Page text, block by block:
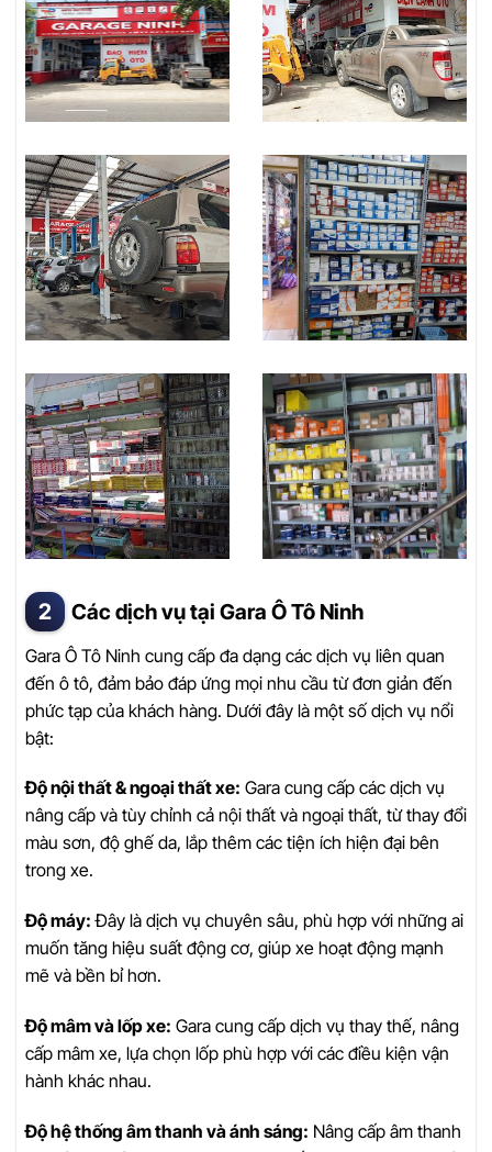
Các dịch vụ tại Gara Ô Tô Ninh
Gara Ô Tô Ninh cung cấp đa dạng các dịch vụ liên quan
đến ô tô, đảm bảo đáp ứng mọi nhu cầu từ đơn giản đến
phức tạp của khách hàng. Dưới đây là một số dịch vụ nổi
bật:
Độ nội thất & ngoại thất xe: Gara cung cấp các dịch vụ
nâng cấp và tùy chỉnh cả nội thất và ngoại thất, từ thay đổi
màu sơn, độ ghế da, lắp thêm các tiện ích hiện đại bên
trong xe.
Độ máy: Đây là dịch vụ chuyên sâu, phù hợp với những ai
muốn tăng hiệu suất động cơ, giúp xe hoạt động mạnh
mẽ và bền bỉ hơn.
Độ mâm và lốp xe: Gara cung cấp dịch vụ thay thế, nâng
cấp mâm xe, lựa chọn lốp phù hợp với các điều kiện vận
hành khác nhau.
Độ hệ thống âm thanh và ánh sáng: Nâng cấp âm thanh